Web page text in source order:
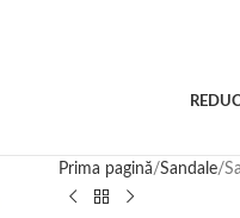
Prima pagină Sandale